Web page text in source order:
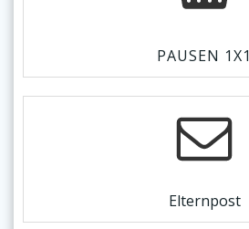
PAUSEN 1X1
Elternpost